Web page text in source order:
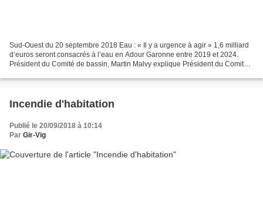
Sud-Ouest du 20 septembre 2018 Eau : « Il y a urgence à agir » 1,6 milliard
d’euros seront consacrés à l’eau en Adour Garonne entre 2019 et 2024.
Président du Comité de bassin, Martin Malvy explique Président du Comité
Incendie d'habitation
Publié le 20/09/2018 à 10:14
Par Gir-Vig